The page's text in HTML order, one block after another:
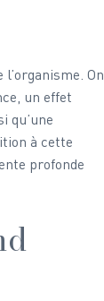
On
un effet
qu’une
à cette
profonde